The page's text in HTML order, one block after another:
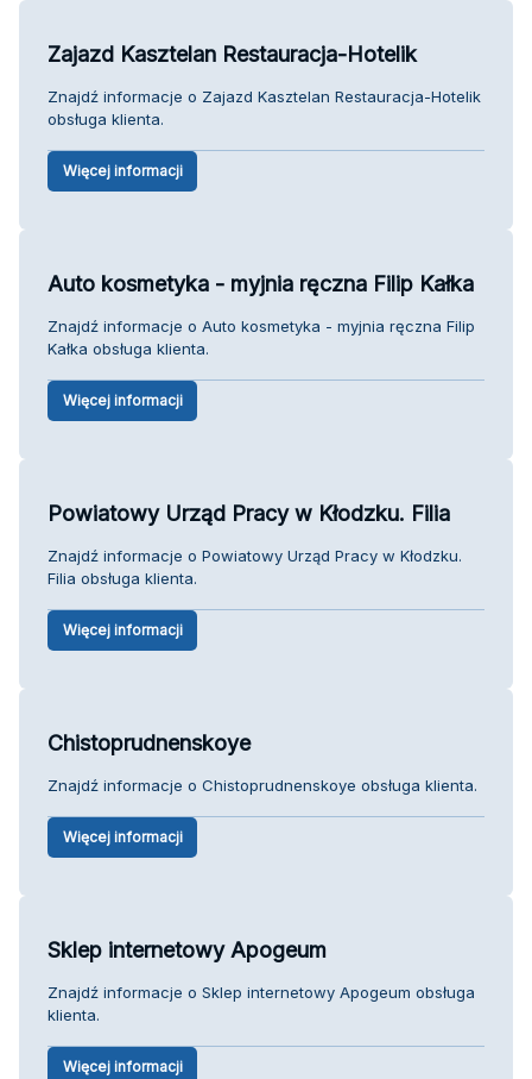
Zajazd Kasztelan Restauracja-Hotelik
Znajdź informacje o Zajazd Kasztelan Restauracja-Hotelik
obsługa klienta.
Więcej informacji
Auto kosmetyka - myjnia ręczna Filip Kałka
Znajdź informacje o Auto kosmetyka - myjnia ręczna Filip
Kałka obsługa klienta.
Więcej informacji
Powiatowy Urząd Pracy w Kłodzku. Filia
Znajdź informacje o Powiatowy Urząd Pracy w Kłodzku.
Filia obsługa klienta.
Więcej informacji
Chistoprudnenskoye
Znajdź informacje o Chistoprudnenskoye obsługa klienta.
Więcej informacji
Sklep internetowy Apogeum
Znajdź informacje o Sklep internetowy Apogeum obsługa
klienta.
Więcej informacji